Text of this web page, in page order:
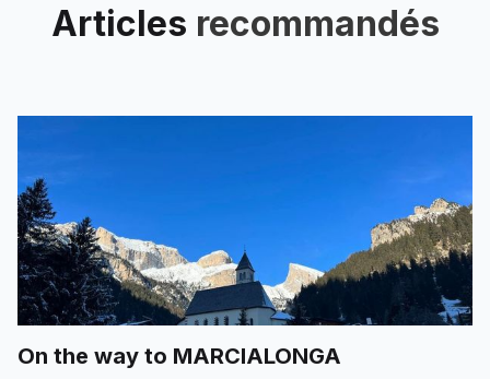
Articles recommandés
On the way to MARCIALONGA